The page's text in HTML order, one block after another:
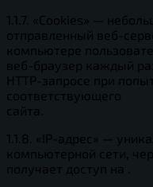
1.1.7. «Cookies» —
отправленный веб-
компьютере
веб-браузер каждый
HTTP-запросе при
соответствующего
сайта.
1.1.8. «IP-адрес» —
компьютерной сети,
получает доступ на .